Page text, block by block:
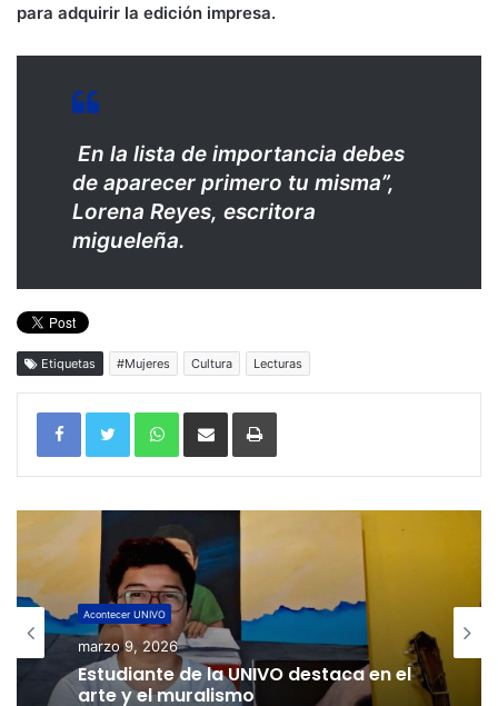
para adquirir la edición impresa.
En la lista de importancia debes
de aparecer primero tu misma”,
Lorena Reyes, escritora
migueleña.
Etiquetas #Mujeres Cultura Lecturas
WhatsAppCompartir por correo electrónicoImprimir
Acontecer UNIVO
marzo 9, 2026
Estudiante de la UNIVO destaca en el
arte y el muralismo